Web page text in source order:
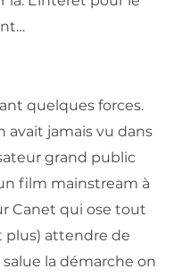
quelques forces.
avait jamais vu dans
grand public
film mainstream à
Canet qui ose tout
plus) attendre de
salue la démarche on